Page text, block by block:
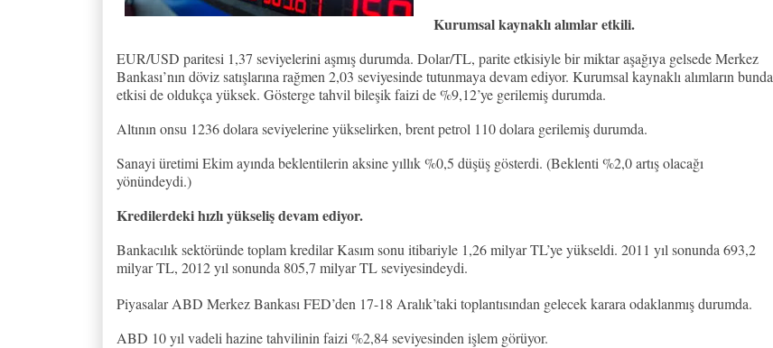
Kurumsal kaynaklı alımlar etkili.
EUR/USD paritesi 1,37 seviyelerini aşmış durumda. Dolar/TL, parite etkisiyle bir miktar aşağıya gelsede Merkez
Bankası’nın döviz satışlarına rağmen 2,03 seviyesinde tutunmaya devam ediyor. Kurumsal kaynaklı alımların bunda
etkisi de oldukça yüksek. Gösterge tahvil bileşik faizi de %9,12’ye gerilemiş durumda.
Altının onsu 1236 dolara seviyelerine yükselirken, brent petrol 110 dolara gerilemiş durumda.
Sanayi üretimi Ekim ayında beklentilerin aksine yıllık %0,5 düşüş gösterdi. (Beklenti %2,0 artış olacağı
yönündeydi.)
Kredilerdeki hızlı yükseliş devam ediyor.
Bankacılık sektöründe toplam kredilar Kasım sonu itibariyle 1,26 milyar TL’ye yükseldi. 2011 yıl sonunda 693,2
milyar TL, 2012 yıl sonunda 805,7 milyar TL seviyesindeydi.
Piyasalar ABD Merkez Bankası FED’den 17-18 Aralık’taki toplantısından gelecek karara odaklanmış durumda.
ABD 10 yıl vadeli hazine tahvilinin faizi %2,84 seviyesinden işlem görüyor.